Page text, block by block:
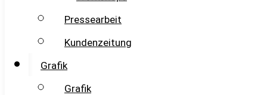
Pressearbeit
Kundenzeitung
Grafik
Grafik